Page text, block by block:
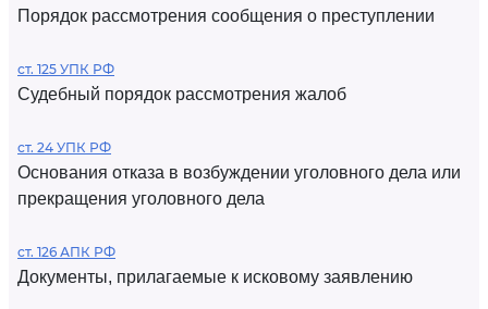
Порядок рассмотрения сообщения о преступлении
ст. 125 УПК РФ
Судебный порядок рассмотрения жалоб
ст. 24 УПК РФ
Основания отказа в возбуждении уголовного дела или
прекращения уголовного дела
ст. 126 АПК РФ
Документы, прилагаемые к исковому заявлению